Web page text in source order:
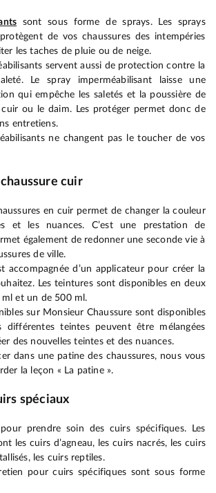
sont sous forme de sprays. Les sprays
de vos chaussures des intempéries
les taches de pluie ou de neige.
servent aussi de protection contre la
Le spray imperméabilisant laisse une
qui empêche les saletés et la poussière de
cuir ou le daim. Les protéger permet donc de
entretiens.
ne changent pas le toucher de vos
cuir
en cuir permet de changer la couleur
et les nuances. C’est une prestation de
également de redonner une seconde vie à
de ville.
accompagnée d’un applicateur pour créer la
Les teintures sont disponibles en deux
et un de 500 ml.
sur Monsieur Chaussure sont disponibles
différentes teintes peuvent être mélangées
des nouvelles teintes et des nuances.
dans une patine des chaussures, nous vous
la leçon « La patine ».
spéciaux
prendre soin des cuirs spécifiques. Les
les cuirs d’agneau, les cuirs nacrés, les cuirs
les cuirs reptiles.
pour cuirs spécifiques sont sous forme